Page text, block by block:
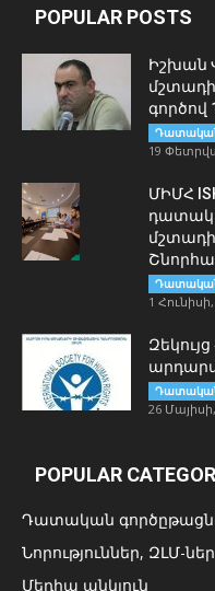
POPULAR POSTS
Իշխան
գործով
Դատական
19
ՄԻՄՀ
Դատական
1 Հունիսի,
Դատական
26
POPULAR
Դատական
Նորություններ, ԶԼՄ-ներ
Մեդիա անկյուն